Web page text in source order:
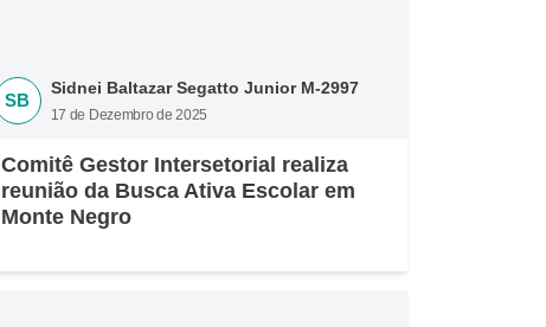
SB
Sidnei Baltazar Segatto Junior M-2997
17 de Dezembro de 2025
Comitê Gestor Intersetorial realiza
reunião da Busca Ativa Escolar em
Monte Negro